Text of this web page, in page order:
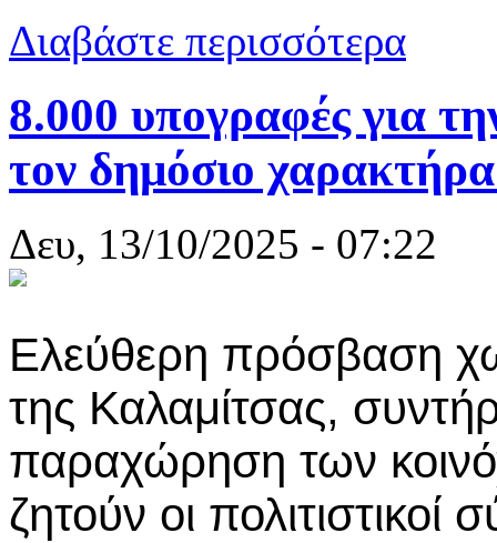
Διαβάστε περισσότερα
8.000 υπογραφές για
τον δημόσιο
Δευ, 13/10/2025 - 07:22
Ελεύθερη πρόσβαση
της Καλαμίτσας,
παραχώρηση των
ζητούν οι